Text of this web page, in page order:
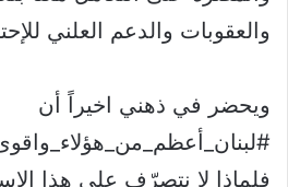
والعقوبات والدعم العلني
ويحضر في ذهني اخيراً أن
فلماذا لا نتصرّف على هذا